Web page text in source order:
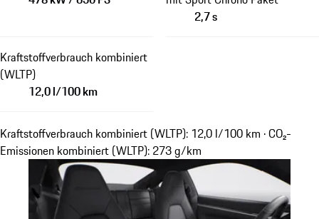
2,7 s
Kraftstoffverbrauch kombiniert
(WLTP)
12,0 l/100 km
Kraftstoffverbrauch kombiniert (WLTP): 12,0 l/100 km · CO₂-
Emissionen kombiniert (WLTP): 273 g/km